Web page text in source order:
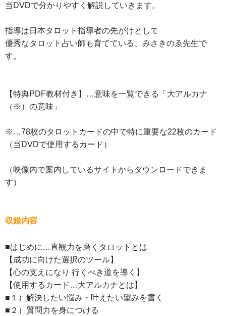
当DVDで分かりやすく解説していきます。
指導は日本タロット指導者の先がけとして
優秀なタロット占い師も育てている、みさきのゑ先生で
す。
【特典PDF教材付き】…意味を一覧できる「大アルカナ
（※）の意味」
※…78枚のタロットカードの中で特に重要な22枚のカード
（当DVDで使用するカード）
（映像内で案内しているサイトからダウンロードできま
す）
収録内容
■はじめに…直観力を磨くタロットとは
【成功に向けた選択のツール】
【心の支えになり 行くべき道を導く】
【使用するカード…大アルカナとは】
■１）解決したい悩み・叶えたい望みを書く
■２）質問力を身につける